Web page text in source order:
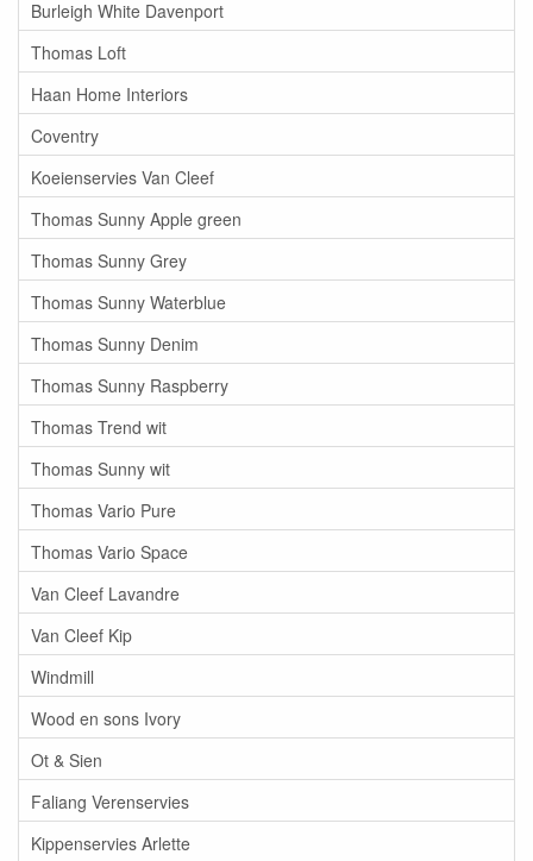
Burleigh White Davenport
Thomas Loft
Haan Home Interiors
Coventry
Koeienservies Van Cleef
Thomas Sunny Apple green
Thomas Sunny Grey
Thomas Sunny Waterblue
Thomas Sunny Denim
Thomas Sunny Raspberry
Thomas Trend wit
Thomas Sunny wit
Thomas Vario Pure
Thomas Vario Space
Van Cleef Lavandre
Van Cleef Kip
Windmill
Wood en sons Ivory
Ot & Sien
Faliang Verenservies
Kippenservies Arlette